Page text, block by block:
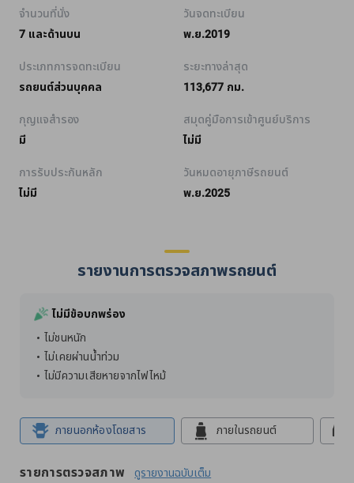
จำนวนที่นั่ง
7 และด้านบน
วันจดทะเบียน
พ.ย.2019
ประเภทการจดทะเบียน
รถยนต์ส่วนบุคคล
ระยะทางล่าสุด
113,677 กม.
กุญแจสำรอง
มี
สมุดคู่มือการเข้าศูนย์บริการ
ไม่มี
การรับประกันหลัก
ไม่มี
วันหมดอายุภาษีรถยนต์
พ.ย.2025
รายงานการตรวจสภาพรถยนต์
ไม่มีข้อบกพร่อง
ไม่ชนหนัก
ไม่เคยผ่านน้ำท่วม
ไม่มีความเสียหายจากไฟไหม้
ภายนอกห้องโดยสาร ภายในรถยนต์
รายการตรวจสภาพ ดูรายงานฉบับเต็ม